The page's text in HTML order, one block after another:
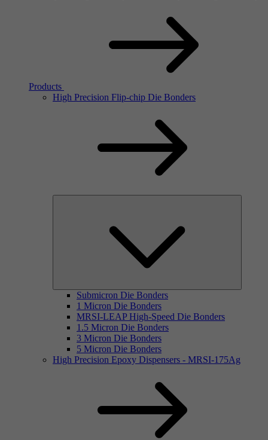
Products
High Precision Flip-chip Die Bonders
Submicron Die Bonders
1 Micron Die Bonders
MRSI-LEAP High-Speed Die Bonders
1.5 Micron Die Bonders
3 Micron Die Bonders
5 Micron Die Bonders
High Precision Epoxy Dispensers - MRSI-175Ag